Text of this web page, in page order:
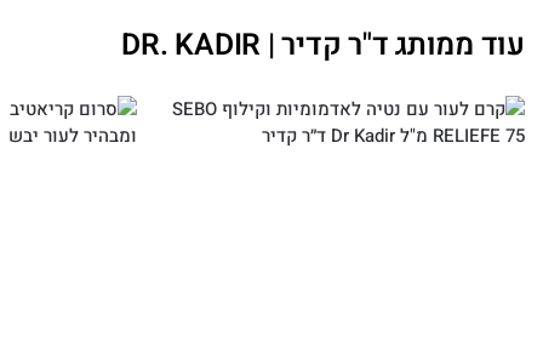
עוד ממותג ד"ר קדיר | DR. KADIR